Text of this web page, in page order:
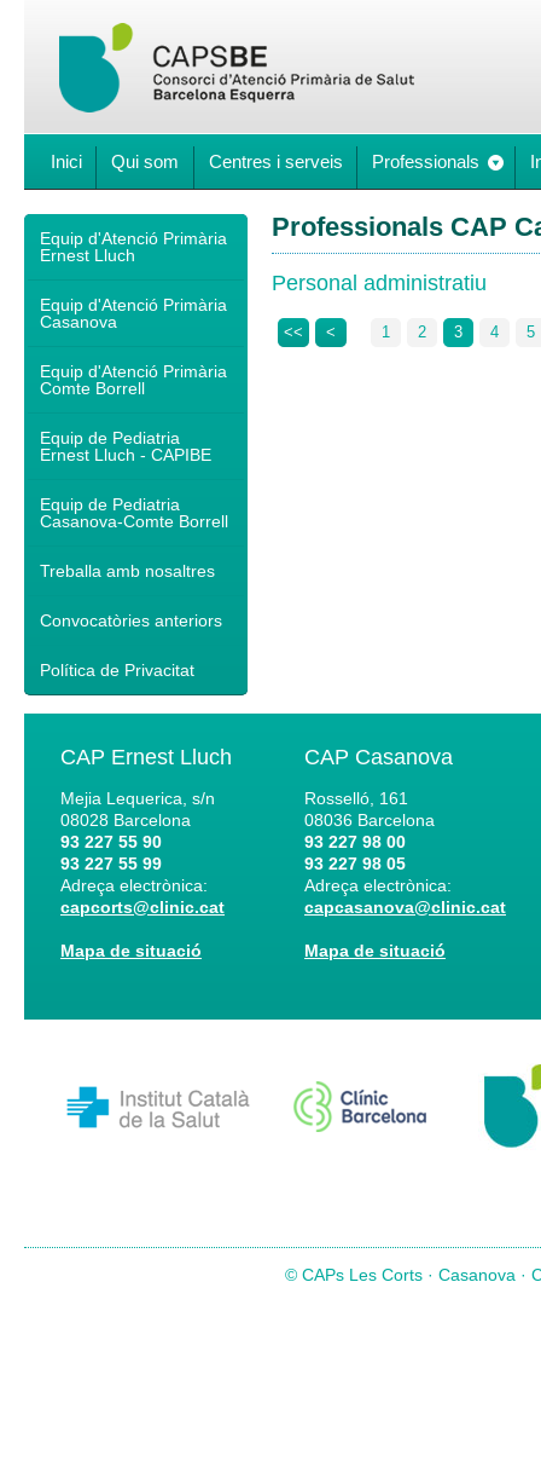
Inici Qui som Centres i serveis Professionals
Equip d'Atenció Primària
Ernest Lluch
Equip d'Atenció Primària
Casanova
Equip d'Atenció Primària
Comte Borrell
Equip de Pediatria
Ernest Lluch - CAPIBE
Equip de Pediatria
Casanova-Comte Borrell
Treballa amb nosaltres
Convocatòries anteriors
Política de Privacitat
Professionals CAP
Personal administratiu
<< < 1 2 3 4 5
CAP Ernest Lluch
Mejia Lequerica, s/n
08028 Barcelona
93 227 55 90
93 227 55 99
Adreça electrònica:
capcorts@clinic.cat
Mapa de situació
CAP Casanova
Rosselló, 161
08036 Barcelona
93 227 98 00
93 227 98 05
Adreça electrònica:
capcasanova@clinic.cat
Mapa de situació
© CAPs Les Corts · Casanova ·